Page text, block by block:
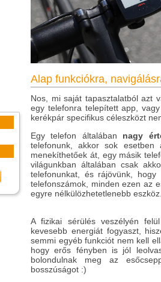
Alap funkciókra,
Nos, mi saját tapasztalatból azt
egy telefonra telepített app,
kerékpár specifikus céleszközt
Egy telefon általában nagy
telefonunk, akkor sok
menekíthetőek át, egy másik
világunkban általában csak
telefonunkat, és rájövünk,
telefonszámok, minden ezen az
egyre nélkülözhetetlenebb
A fizikai sérülés veszélyén
kevesebb energiát fogyaszt,
semmi egyéb funkciót nem kell
hogy erős fényben is jól
bolondulnak meg az
bosszúságot :)